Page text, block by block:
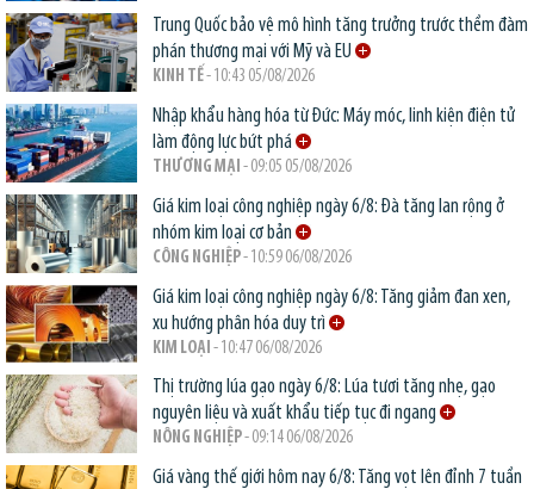
Trung Quốc bảo vệ mô hình tăng trưởng trước thềm đàm
phán thương mại với Mỹ và EU
KINH TẾ- 10:43 05/08/2026
Nhập khẩu hàng hóa từ Đức: Máy móc, linh kiện điện tử
làm động lực bứt phá
THƯƠNG MẠI - 09:05 05/08/2026
Giá kim loại công nghiệp ngày 6/8: Đà tăng lan rộng ở
nhóm kim loại cơ bản
CÔNG NGHIỆP- 10:59 06/08/2026
Giá kim loại công nghiệp ngày 6/8: Tăng giảm đan xen,
xu hướng phân hóa duy trì
KIM LOẠI - 10:47 06/08/2026
Thị trường lúa gạo ngày 6/8: Lúa tươi tăng nhẹ, gạo
nguyên liệu và xuất khẩu tiếp tục đi ngang
NÔNG NGHIỆP- 09:14 06/08/2026
Giá vàng thế giới hôm nay 6/8: Tăng vọt lên đỉnh 7 tuần